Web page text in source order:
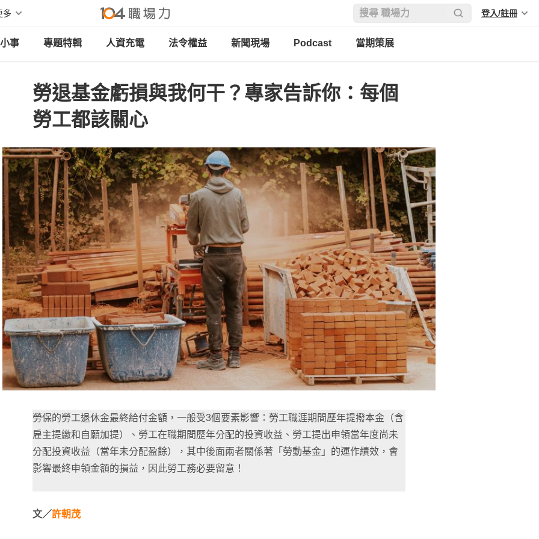
多 登入/註冊
事 專題特輯 人資充電 法令權益 新聞現場 Podcast 當期策展
勞退基金虧損與我何干？專家告訴你：每個
勞工都該關心
勞保的勞工退休金最終給付金額，一般受3個要素影響：勞工職涯期間歷年提撥本金（含
雇主提繳和自願加提）、勞工在職期間歷年分配的投資收益、勞工提出申領當年度尚未
分配投資收益（當年未分配盈餘），其中後面兩者關係著「勞動基金」的運作績效，會
影響最終申領金額的損益，因此勞工務必要留意！
文／許朝茂